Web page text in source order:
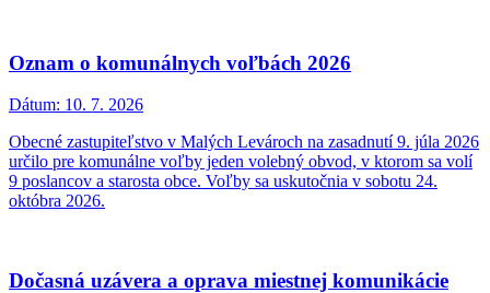
Oznam o komunálnych voľbách 2026
Dátum: 10. 7. 2026
Obecné zastupiteľstvo v Malých Levároch na zasadnutí 9. júla 2026
určilo pre komunálne voľby jeden volebný obvod, v ktorom sa volí
9 poslancov a starosta obce. Voľby sa uskutočnia v sobotu 24.
októbra 2026.
Dočasná uzávera a oprava miestnej komunikácie